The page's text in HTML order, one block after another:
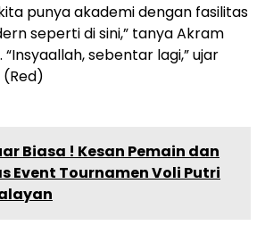
punya akademi dengan fasilitas
seperti di sini,” tanya Akram
sebentar lagi,” ujar
Biasa ! Kesan Pemain dan
Event Tournamen Voli Putri